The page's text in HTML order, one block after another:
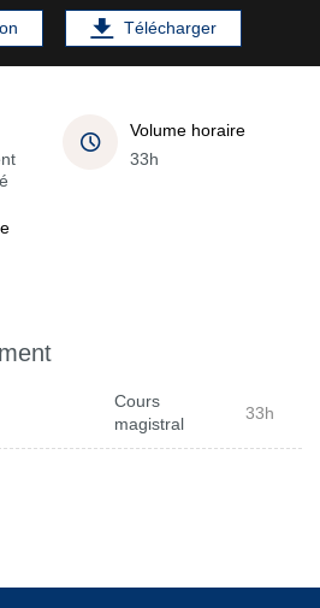
Télécharger
Volume horaire
33h
Cours
magistral
33h